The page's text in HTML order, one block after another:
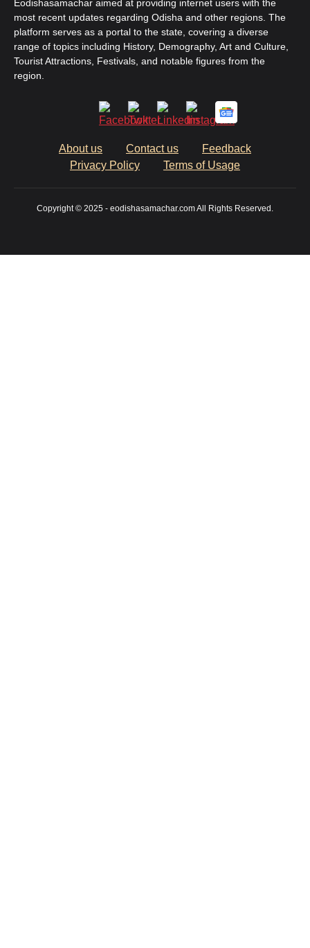
Eodishasamachar aimed at providing internet users with the
most recent updates regarding Odisha and other regions. The
platform serves as a portal to the state, covering a diverse
range of topics including History, Demography, Art and Culture,
Tourist Attractions, Festivals, and notable figures from the
region.
About us Contact us
Feedback
Privacy Policy
Terms of Usage
Copyright © 2025 - eodishasamachar.com All Rights Reserved.